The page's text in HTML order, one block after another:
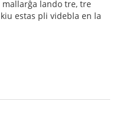
mallarĝa lando tre, tre
estas pli videbla en la